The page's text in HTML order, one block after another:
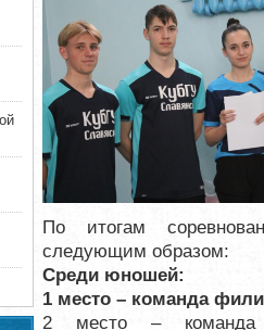
По итогам
следующим образом:
Среди юношей:
1 место – команда
2 место – команда